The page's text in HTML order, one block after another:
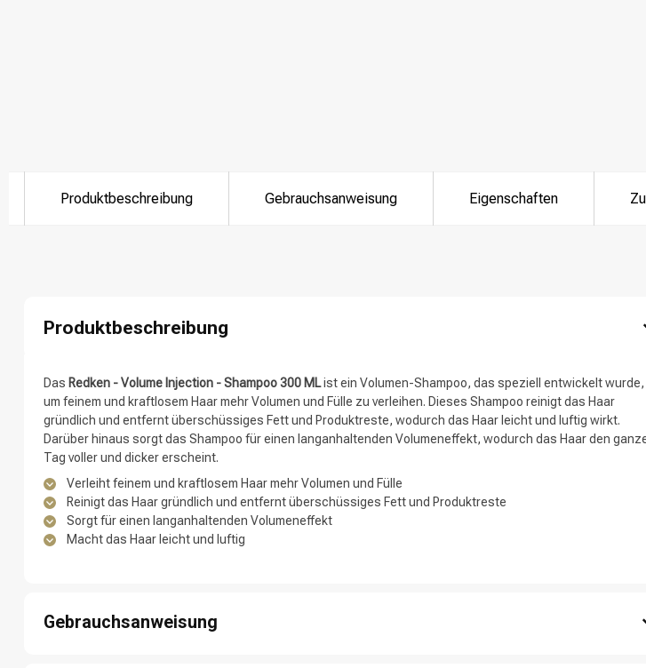
Marken Haarpflege
Produktbeschreibung Gebrauchsanweisung Eigenschaften
Produktbeschreibung
Das Redken - Volume Injection - Shampoo 300 MList ein Volumen-Shampoo, das speziell entwickelt wurde,
um feinem und kraftlosem Haar mehr Volumen und Fülle zu verleihen. Dieses Shampoo reinigt das Haar
gründlich und entfernt überschüssiges Fett und Produktreste, wodurch das Haar leicht und luftig wirkt.
Darüber hinaus sorgt das Shampoo für einen langanhaltenden Volumeneffekt, wodurch das Haar den
Tag voller und dicker erscheint.
Verleiht feinem und kraftlosem Haar mehr Volumen und Fülle
Reinigt das Haar gründlich und entfernt überschüssiges Fett und Produktreste
Sorgt für einen langanhaltenden Volumeneffekt
Macht das Haar leicht und luftig
Gebrauchsanweisung